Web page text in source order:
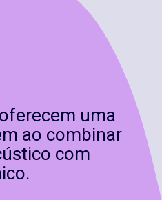
uma
ao combinar
com